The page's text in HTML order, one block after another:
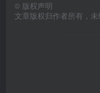
© 版权声明
文章版权归作者所有，未